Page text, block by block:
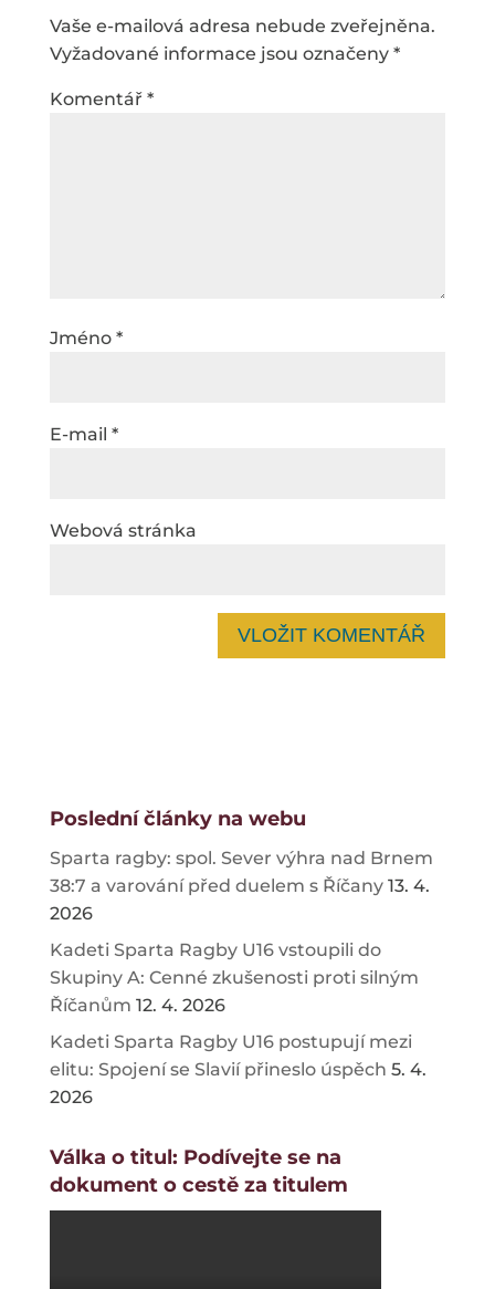
Vaše e-mailová adresa nebude zveřejněna.
Vyžadované informace jsou označeny *
Komentář *
Jméno *
E-mail *
Webová stránka
Poslední články na webu
Sparta ragby: spol. Sever výhra nad Brnem
38:7 a varování před duelem s Říčany 13. 4.
2026
Kadeti Sparta Ragby U16 vstoupili do
Skupiny A: Cenné zkušenosti proti silným
Říčanům 12. 4. 2026
Kadeti Sparta Ragby U16 postupují mezi
elitu: Spojení se Slavií přineslo úspěch 5. 4.
2026
Válka o titul: Podívejte se na
dokument o cestě za titulem